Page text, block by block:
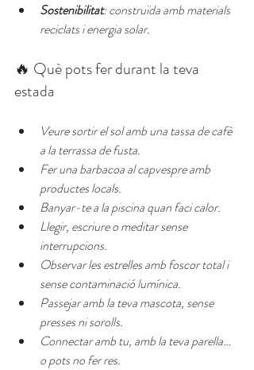
Sostenibilitat: construïda amb materials
reciclats i energia solar.
🔥 Què pots fer durant la teva
estada
Veure sortir el sol amb una tassa de cafè
a la terrassa de fusta.
Fer una barbacoa al capvespre amb
productes locals.
Banyar-te a la piscina quan faci calor.
Llegir, escriure o meditar sense
interrupcions.
Observar les estrelles amb foscor total i
sense contaminació lumínica.
Passejar amb la teva mascota, sense
presses ni sorolls.
Connectar amb tu, amb la teva parella…
o pots no fer res.